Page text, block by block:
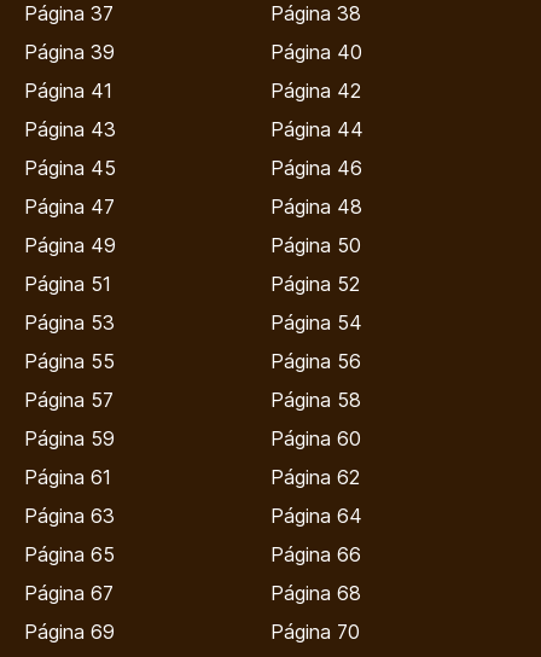
Página 37
Página 38
Página 39
Página 40
Página 41
Página 42
Página 43
Página 44
Página 45
Página 46
Página 47
Página 48
Página 49
Página 50
Página 51
Página 52
Página 53
Página 54
Página 55
Página 56
Página 57
Página 58
Página 59
Página 60
Página 61
Página 62
Página 63
Página 64
Página 65
Página 66
Página 67
Página 68
Página 69
Página 70